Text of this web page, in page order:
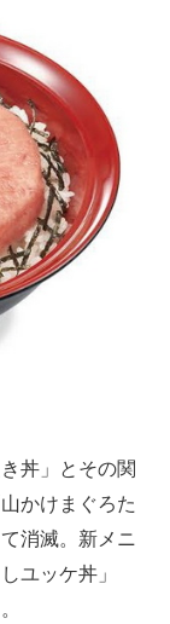
丼」とその関
かけまぐろた
消滅。新メニ
ユッケ丼」